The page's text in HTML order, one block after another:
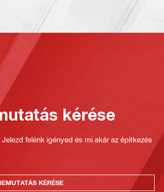
kérése
felénk igényed és mi akár az építkezés
KÉRÉSE